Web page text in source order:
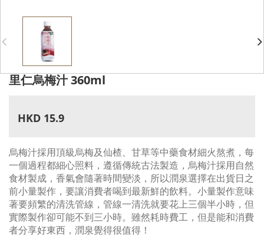
里仁烏梅汁 360ml
HKD 15.9
烏梅汁採用頂級烏梅及仙楂、甘草等中藥食材細火熬煮，每
一個過程都細心照料，遵循傳統古法製造，烏梅汁採用自然
食材製成，香氣會隨著時間變淡，所以潤泉選擇在出貨日之
前小量製作，要讓消費者喝到最新鮮的飲料。小量製作意味
著要頻繁的清洗管線，管線一清洗就要花上三個半小時，但
實際製作卻可能不到三小時。雖然耗時費工，但是能和消費
者分享好東西，潤泉覺得很值得！